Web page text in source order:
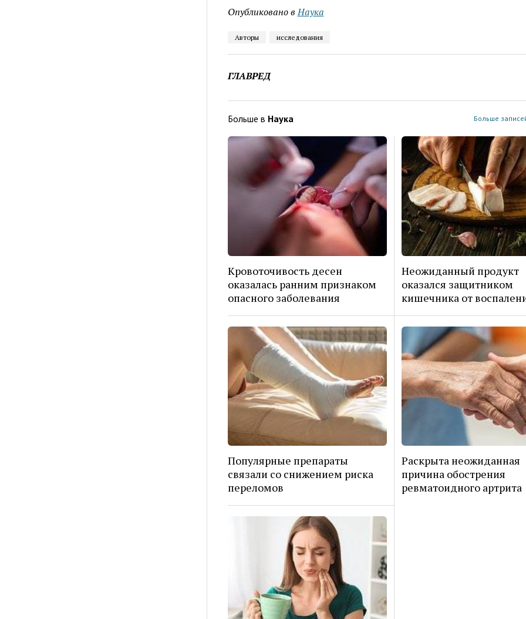
Опубликовано в Наука
Авторы исследования
ГЛАВРЕД
Больше в Наука Больше
Кровоточивость десен
оказалась ранним признаком
опасного заболевания
Неожиданный продукт
оказался защитником
кишечника от
Популярные препараты
связали со снижением риска
переломов
Раскрыта неожиданная
причина обострения
ревматоидного артрита